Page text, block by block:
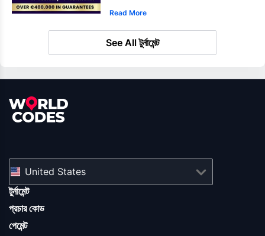
Read More
See All টুর্নামেন্ট
United States
টুর্নামেন্ট
প্রচার কোড
পেমেন্ট